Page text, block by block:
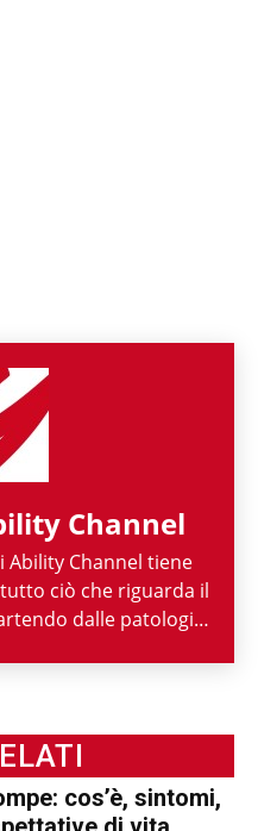
Channel
Ability Channel tiene
ciò che riguarda il
dalle patologie,
una risorsa
nostra società.
cos’è, sintomi,